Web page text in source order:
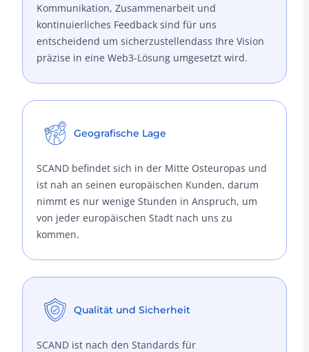
Kommunikation, Zusammenarbeit und
kontinuierliches Feedback sind für uns
entscheidend um sicherzustellendass Ihre Vision
präzise in eine Web3-Lösung umgesetzt wird.
Geografische Lage
SCAND befindet sich in der Mitte Osteuropas und
ist nah an seinen europäischen Kunden, darum
nimmt es nur wenige Stunden in Anspruch, um
von jeder europäischen Stadt nach uns zu
kommen.
Qualität und Sicherheit
SCAND ist nach den Standards für